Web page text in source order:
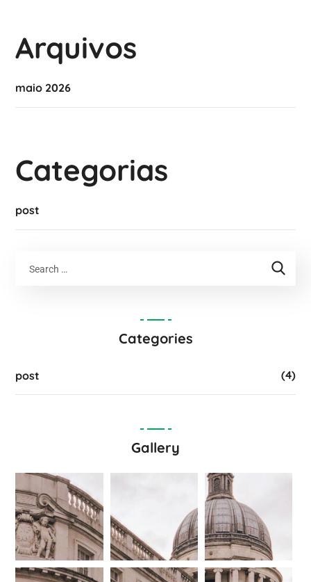
Arquivos
maio 2026
Categorias
post
Categories
post (4)
Gallery